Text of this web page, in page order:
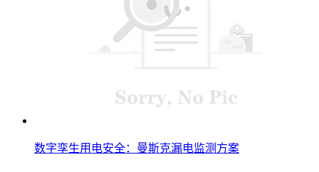
数字孪生用电安全：曼斯克漏电监测方案